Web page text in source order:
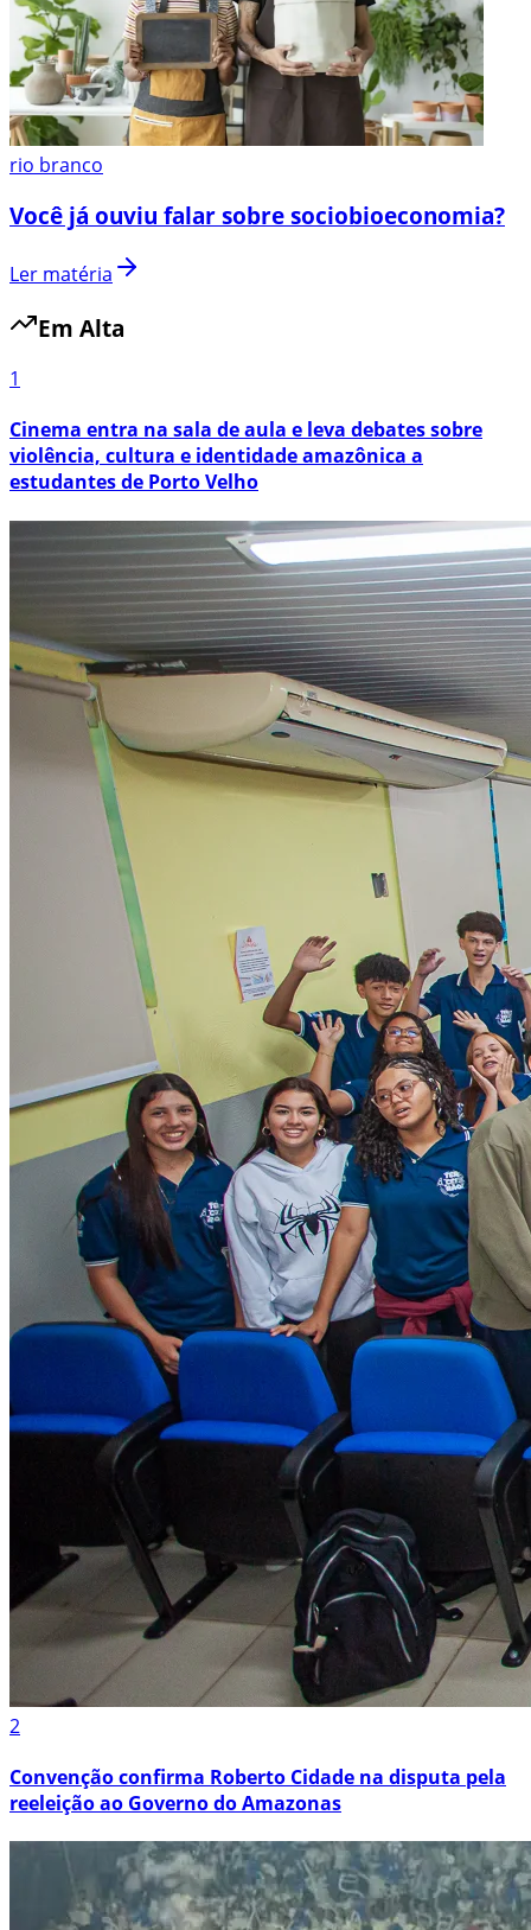
rio branco
Você já ouviu falar sobre sociobioeconomia?
Ler matéria
Em Alta
1
Cinema entra na sala de aula e leva debates sobre
violência, cultura e identidade amazônica a
estudantes de Porto Velho
2
Convenção confirma Roberto Cidade na disputa pela
reeleição ao Governo do Amazonas